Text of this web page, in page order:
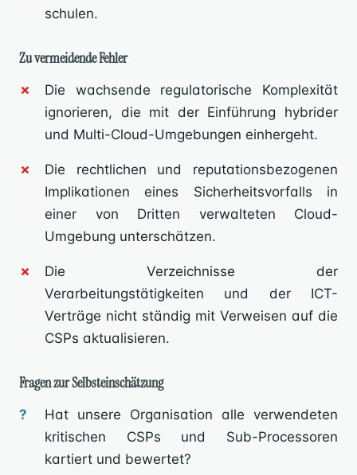
schulen.
Zu vermeidende Fehler
Die wachsende regulatorische Komplexität
ignorieren, die mit der Einführung hybrider
und Multi-Cloud-Umgebungen einhergeht.
Die rechtlichen und reputationsbezogenen
Implikationen eines Sicherheitsvorfalls in
einer von Dritten verwalteten Cloud-
Umgebung unterschätzen.
Die Verzeichnisse der
Verarbeitungstätigkeiten und der ICT-
Verträge nicht ständig mit Verweisen auf die
CSPs aktualisieren.
Fragen zur Selbsteinschätzung
Hat unsere Organisation alle verwendeten
kritischen CSPs und Sub-Processoren
kartiert und bewertet?